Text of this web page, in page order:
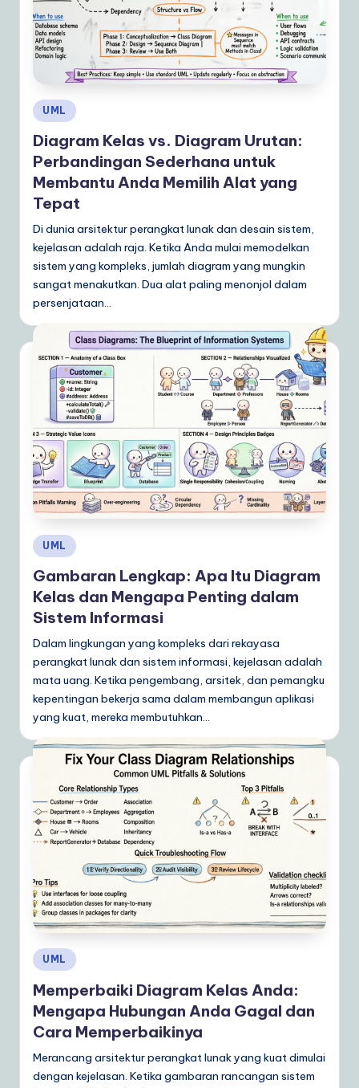
Posted
in
UML
Diagram Kelas vs. Diagram Urutan:
Perbandingan Sederhana untuk
Membantu Anda Memilih Alat yang
Tepat
Di dunia arsitektur perangkat lunak dan desain sistem,
kejelasan adalah raja. Ketika Anda mulai memodelkan
sistem yang kompleks, jumlah diagram yang mungkin
sangat menakutkan. Dua alat paling menonjol dalam
persenjataan…
Posted
in
UML
Gambaran Lengkap: Apa Itu Diagram
Kelas dan Mengapa Penting dalam
Sistem Informasi
Dalam lingkungan yang kompleks dari rekayasa
perangkat lunak dan sistem informasi, kejelasan adalah
mata uang. Ketika pengembang, arsitek, dan pemangku
kepentingan bekerja sama dalam membangun aplikasi
yang kuat, mereka membutuhkan…
Posted
in
UML
Memperbaiki Diagram Kelas Anda:
Mengapa Hubungan Anda Gagal dan
Cara Memperbaikinya
Merancang arsitektur perangkat lunak yang kuat dimulai
dengan kejelasan. Ketika gambaran rancangan sistem